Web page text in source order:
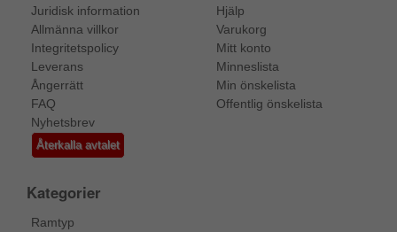
Juridisk information
Allmänna villkor
Integritetspolicy
Leverans
Ångerrätt
FAQ
Nyhetsbrev
Återkalla avtalet
Hjälp
Varukorg
Mitt konto
Minneslista
Min önskelista
Offentlig önskelista
Kategorier
Ramtyp